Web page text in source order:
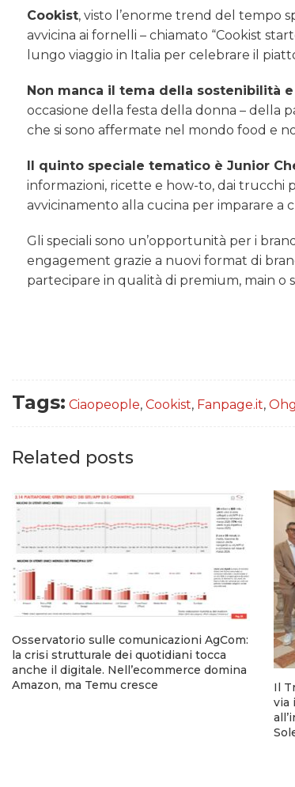
Cookist, visto l’enorme trend del tempo
avvicina ai fornelli – chiamato “Cookist
lungo viaggio in Italia per celebrare il
Non manca il tema della sostenibilità
occasione della festa della donna – della
che si sono affermate nel mondo food e
Il quinto speciale tematico è Junior
informazioni, ricette e how-to, dai trucchi
avvicinamento alla cucina per imparare a
Gli speciali sono un’opportunità per i
engagement grazie a nuovi format di
partecipare in qualità di premium, main o
Tags: Ciaopeople, Cookist, Fanpage.it,
Related posts
Osservatorio sulle comunicazioni AgCom:
la crisi strutturale dei quotidiani tocca
anche il digitale. Nell’ecommerce domina
Amazon, ma Temu cresce
Il
via